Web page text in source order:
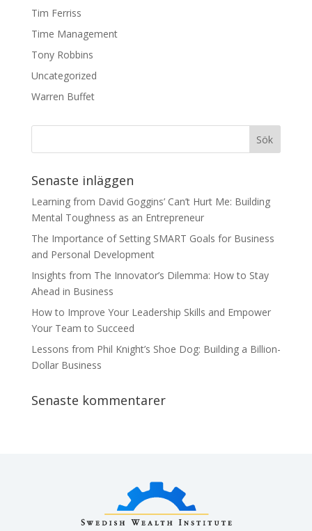
Tim Ferriss
Time Management
Tony Robbins
Uncategorized
Warren Buffet
Senaste inläggen
Learning from David Goggins’ Can’t Hurt Me: Building
Mental Toughness as an Entrepreneur
The Importance of Setting SMART Goals for Business
and Personal Development
Insights from The Innovator’s Dilemma: How to Stay
Ahead in Business
How to Improve Your Leadership Skills and Empower
Your Team to Succeed
Lessons from Phil Knight’s Shoe Dog: Building a Billion-
Dollar Business
Senaste kommentarer